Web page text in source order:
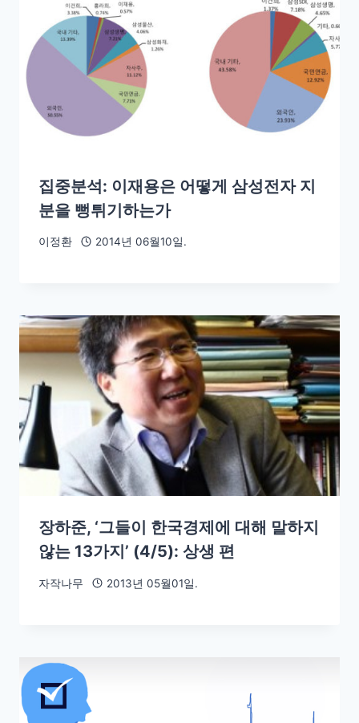
집중분석: 이재용은 어떻게 삼성전자 지
분을 뻥튀기하는가
이정환 2014년 06월10일.
장하준, ‘그들이 한국경제에 대해 말하지
않는 13가지’ (4/5): 상생 편
자작나무 2013년 05월01일.